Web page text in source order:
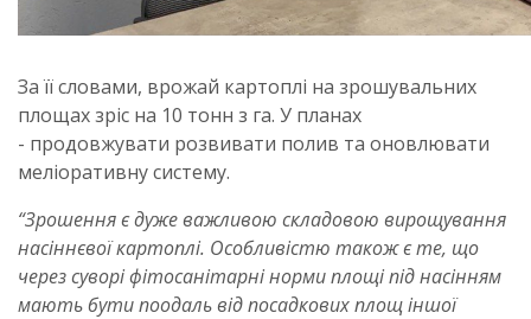
За її словами, врожай картоплі на зрошувальних
площах зріс на 10 тонн з га. У планах
- продовжувати розвивати полив та оновлювати
меліоративну систему.
“Зрошення є дуже важливою складовою вирощування
насіннєвої картоплі. Особливістю також є те, що
через суворі фітосанітарні норми площі під насінням
мають бути поодаль від посадкових площ іншої